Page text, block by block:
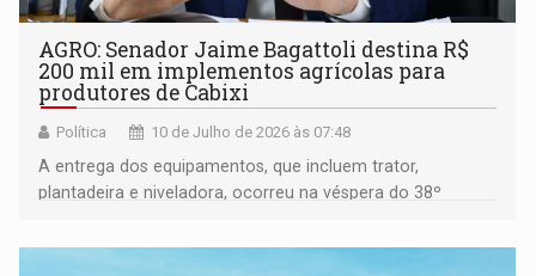
AGRO: Senador Jaime Bagattoli destina R$
200 mil em implementos agrícolas para
produtores de Cabixi
Política 10 de Julho de 2026 às 07:48
A entrega dos equipamentos, que incluem trator,
plantadeira e niveladora, ocorreu na véspera do 38º